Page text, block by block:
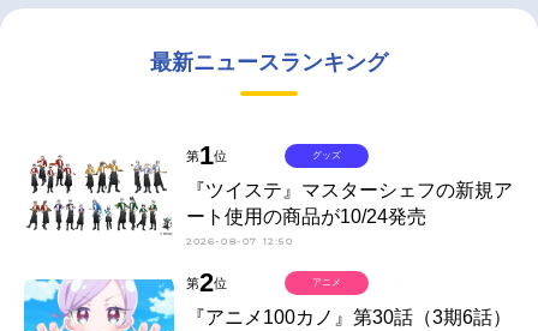
最新ニュースランキング
第1位
『ツイステ』マスターシェフの新規ア
ート使用の商品が10/24発売
2026-08-07 12:50
グッズ
第2位
『アニメ100カノ』第30話（3期6話）
アニメ